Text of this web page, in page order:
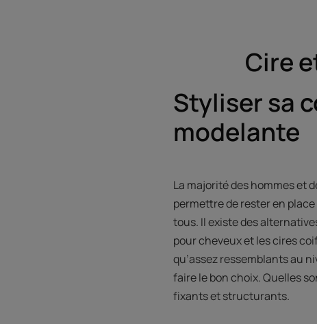
Cire
Styliser sa
modelante
La majorité des hommes et
permettre de rester en
tous. Il existe des
pour cheveux et les cires
qu’assez ressemblants au
faire le bon choix. Quelles
fixants et structurants.